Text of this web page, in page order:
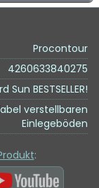
Procontour
4260633840275
Sun BESTSELLER!
verstellbaren
Einlegeböden
: